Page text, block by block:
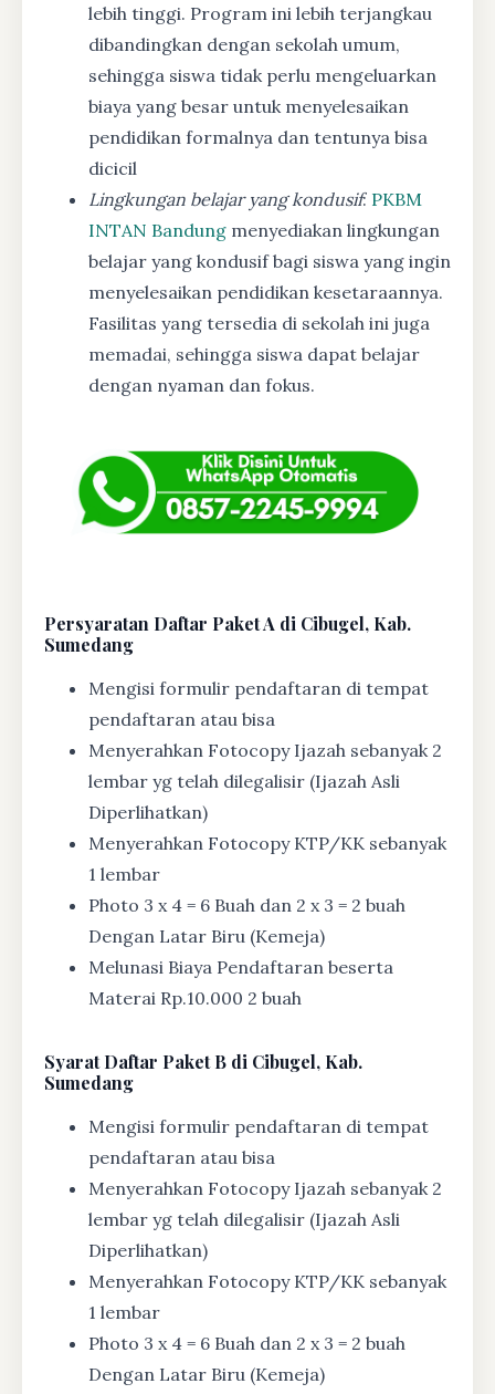
lebih tinggi. Program ini lebih terjangkau
dibandingkan dengan sekolah umum,
sehingga siswa tidak perlu mengeluarkan
biaya yang besar untuk menyelesaikan
pendidikan formalnya dan tentunya bisa
dicicil
Lingkungan belajar yang kondusif: PKBM
INTAN Bandung menyediakan lingkungan
belajar yang kondusif bagi siswa yang ingin
menyelesaikan pendidikan kesetaraannya.
Fasilitas yang tersedia di sekolah ini juga
memadai, sehingga siswa dapat belajar
dengan nyaman dan fokus.
Persyaratan Daftar Paket A di Cibugel, Kab.
Sumedang
Mengisi formulir pendaftaran di tempat
pendaftaran atau bisa
Menyerahkan Fotocopy Ijazah sebanyak 2
lembar yg telah dilegalisir (Ijazah Asli
Diperlihatkan)
Menyerahkan Fotocopy KTP/KK sebanyak
1 lembar
Photo 3 x 4 = 6 Buah dan 2 x 3 = 2 buah
Dengan Latar Biru (Kemeja)
Melunasi Biaya Pendaftaran beserta
Materai Rp.10.000 2 buah
SyaratDaftar Paket B di Cibugel, Kab.
Sumedang
Mengisi formulir pendaftaran di tempat
pendaftaran atau bisa
Menyerahkan Fotocopy Ijazah sebanyak 2
lembar yg telah dilegalisir (Ijazah Asli
Diperlihatkan)
Menyerahkan Fotocopy KTP/KK sebanyak
1 lembar
Photo 3 x 4 = 6 Buah dan 2 x 3 = 2 buah
Dengan Latar Biru (Kemeja)